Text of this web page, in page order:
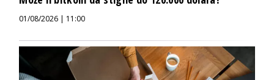
01/08/2026 | 11:00